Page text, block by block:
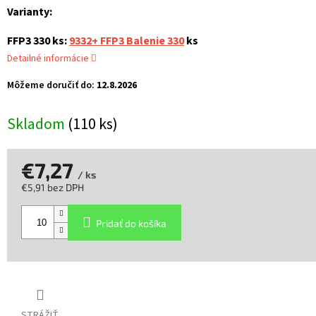
Skladom (110 ks)
Môžeme doručiť do: 12.8.2026
Varianty:
FFP3 330 ks:9332+ FFP3 Balenie 330ks
Detailné informácie
€7,27 / ks
€5,91 bez DPH
Pridať do košíka